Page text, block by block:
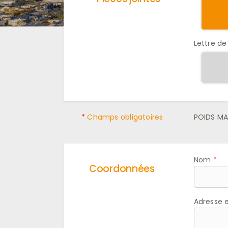
Lettre
* Champs obligatoires POIDS
Coordonnées
Nom
Adresse